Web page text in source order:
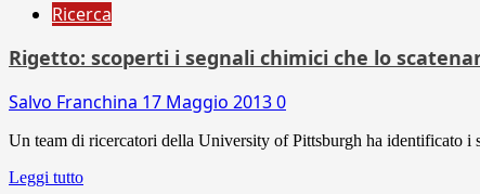
Ricerca
Rigetto: scoperti i segnali chimici che lo
Salvo Franchina 17 Maggio 20130
Un team di ricercatori della University of Pittsburgh ha identificato i
Leggi tutto